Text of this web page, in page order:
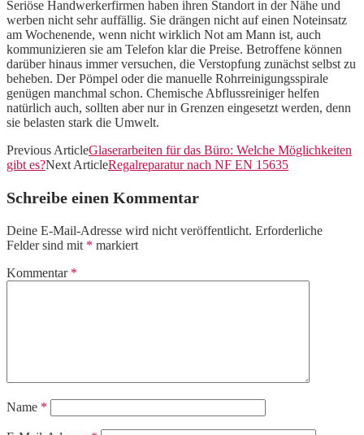
Seriöse Handwerkerfirmen haben ihren Standort in der Nähe und
werben nicht sehr auffällig. Sie drängen nicht auf einen Noteinsatz
am Wochenende, wenn nicht wirklich Not am Mann ist, auch
kommunizieren sie am Telefon klar die Preise. Betroffene können
darüber hinaus immer versuchen, die Verstopfung zunächst selbst zu
beheben. Der Pömpel oder die manuelle Rohrreinigungsspirale
genügen manchmal schon. Chemische Abflussreiniger helfen
natürlich auch, sollten aber nur in Grenzen eingesetzt werden, denn
sie belasten stark die Umwelt.
Previous ArticleGlaserarbeiten für das Büro: Welche Möglichkeiten
gibt es?Next ArticleRegalreparatur nach NF EN 15635
Schreibe einen Kommentar
Deine E-Mail-Adresse wird nicht veröffentlicht. Erforderliche
Felder sind mit * markiert
Kommentar *
Name *